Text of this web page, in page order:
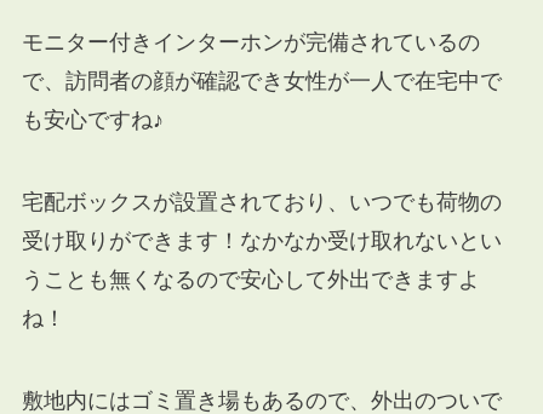
モニター付きインターホンが完備されているの
で、訪問者の顔が確認でき女性が一人で在宅中で
も安心ですね♪
宅配ボックスが設置されており、いつでも荷物の
受け取りができます！なかなか受け取れないとい
うことも無くなるので安心して外出できますよ
ね！
敷地内にはゴミ置き場もあるので、外出のついで